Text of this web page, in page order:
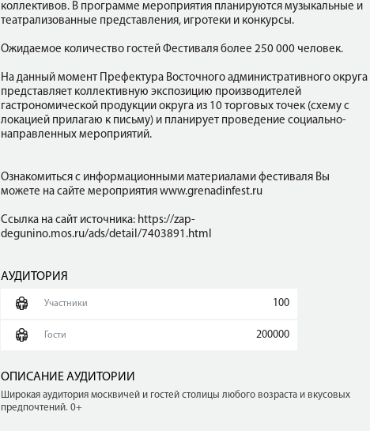
коллективов. В программе мероприятия планируются музыкальные и
театрализованные представления, игротеки и конкурсы.
Ожидаемое количество гостей Фестиваля более 250 000 человек.
На данный момент Префектура Восточного административного округа
представляет коллективную экспозицию производителей
гастрономической продукции округа из 10 торговых точек (схему с
локацией прилагаю к письму) и планирует проведение социально-
направленных мероприятий.
Ознакомиться с информационными материалами фестиваля Вы
можете на сайте мероприятия www.grenadinfest.ru
Ссылка на сайт источника: https://zap-
degunino.mos.ru/ads/detail/7403891.html
АУДИТОРИЯ
Участники 100
Гости 200000
ОПИСАНИЕ АУДИТОРИИ
Широкая аудитория москвичей и гостей столицы любого возраста и вкусовых
предпочтений. 0+